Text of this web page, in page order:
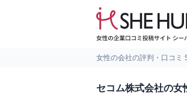
女性の会社の評判・口コミ
セコム株式会社の女